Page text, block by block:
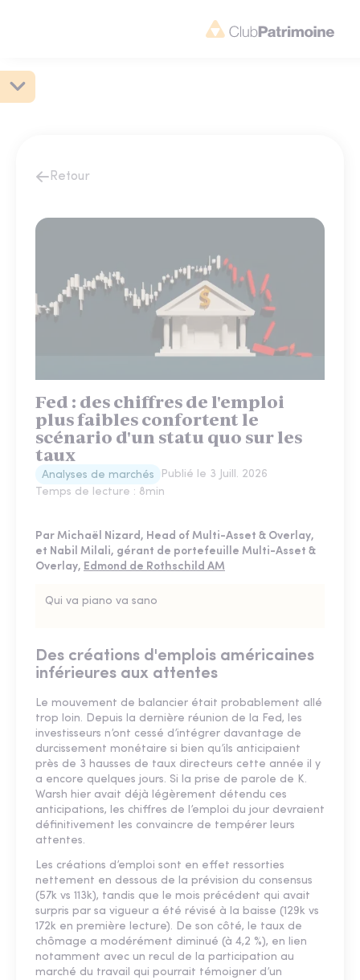
Retour
Fed : des chiffres de l'emploi
plus faibles confortent le
scénario d'un statu quo sur les
taux
Analyses de marchés Publié le 3 Juill. 2026
Temps de lecture : 8min
Par Michaël Nizard, Head of Multi-Asset & Overlay,
et Nabil Milali, gérant de portefeuille Multi-Asset &
Overlay, Edmond de Rothschild AM
Qui va piano va sano
Des créations d'emplois américaines
inférieures aux attentes
Le mouvement de balancier était probablement allé
trop loin. Depuis la dernière réunion de la Fed, les
investisseurs n’ont cessé d’intégrer davantage de
durcissement monétaire si bien qu’ils anticipaient
près de 3 hausses de taux directeurs cette année il y
a encore quelques jours. Si la prise de parole de K.
Warsh hier avait déjà légèrement détendu ces
anticipations, les chiffres de l’emploi du jour devraient
définitivement les convaincre de tempérer leurs
attentes.
Les créations d’emploi sont en effet ressorties
nettement en dessous de la prévision du consensus
(57k vs 113k), tandis que le mois précédent qui avait
surpris par sa vigueur a été révisé à la baisse (129k vs
172k en première lecture). De son côté, le taux de
chômage a modérément diminué (à 4,2 %), en lien
notamment avec un recul de la participation au
marché du travail qui pourrait témoigner d’un